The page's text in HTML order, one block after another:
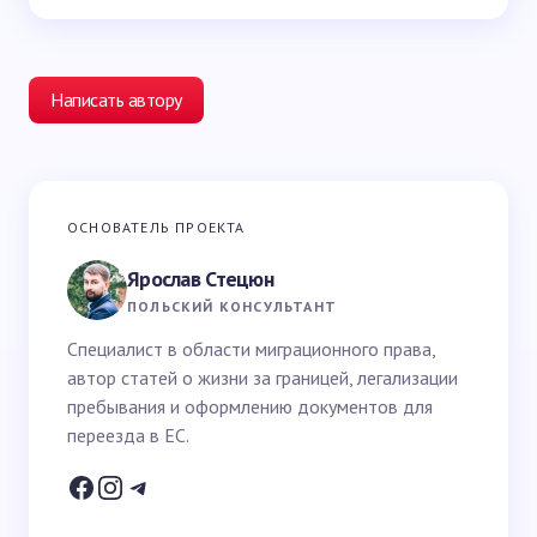
Написать автору
Ваш адрес email не будет опубликован.
Ваш вопрос *
Ваше имя *
Email *
ОСНОВАТЕЛЬ ПРОЕКТА
Ярослав Стецюн
ПОЛЬСКИЙ КОНСУЛЬТАНТ
Специалист в области миграционного права,
автор статей о жизни за границей, легализации
пребывания и оформлению документов для
переезда в ЕС.